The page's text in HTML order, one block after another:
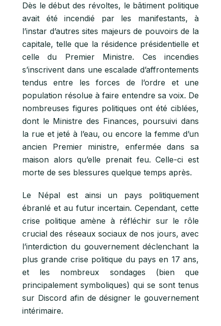
Dès le début des révoltes, le bâtiment politique
avait été incendié par les manifestants, à
l’instar d’autres sites majeurs de pouvoirs de la
capitale, telle que la résidence présidentielle et
celle du Premier Ministre. Ces incendies
s’inscrivent dans une escalade d’affrontements
tendus entre les forces de l’ordre et une
population résolue à faire entendre sa voix. De
nombreuses figures politiques ont été ciblées,
dont le Ministre des Finances, poursuivi dans
la rue et jeté à l’eau, ou encore la femme d’un
ancien Premier ministre, enfermée dans sa
maison alors qu’elle prenait feu. Celle-ci est
morte de ses blessures quelque temps après.
Le Népal est ainsi un pays politiquement
ébranlé et au futur incertain. Cependant, cette
crise politique amène à réfléchir sur le rôle
crucial des réseaux sociaux de nos jours, avec
l’interdiction du gouvernement déclenchant la
plus grande crise politique du pays en 17 ans,
et les nombreux sondages (bien que
principalement symboliques) qui se sont tenus
sur Discord afin de désigner le gouvernement
intérimaire.